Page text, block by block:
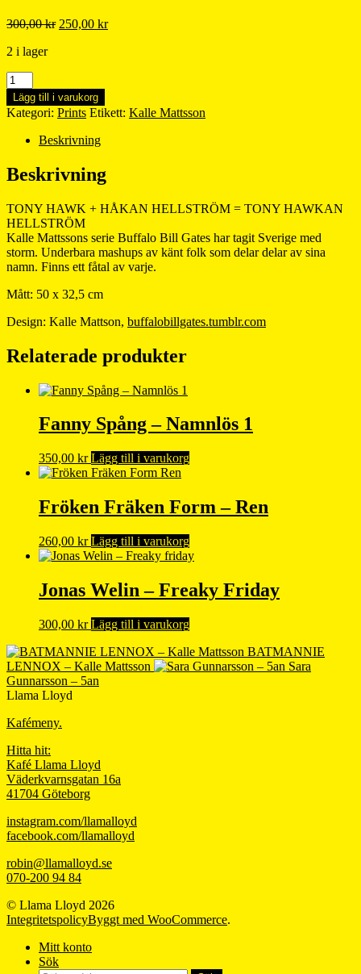
300,00kr Det
250,00 krDet
2 i lager
TONY
HAWKAN
HELLSTRÖM
–
Kalle
Mattsson
mängd
Lägg till i varukorg
Kategori: Prints Etikett: Kalle Mattsson
Beskrivning
Beskrivning
TONY HAWK + HÅKAN HELLSTRÖM = TONY HAWKAN
HELLSTRÖM
Kalle Mattssons serie Buffalo Bill Gates har tagit Sverige med
storm. Underbara mashups av känt folk som delar delar av sina
namn. Finns ett fåtal av varje.
Mått: 50 x 32,5 cm
Design: Kalle Mattson, buffalobillgates.tumblr.com
Relaterade produkter
Fanny Spång – Namnlös 1
350,00 kr Lägg till i varukorg
Fröken Fräken Form – Ren
260,00 kr Lägg till i varukorg
Jonas Welin – Freaky Friday
300,00 kr Lägg till i varukorg
BATMANNIE
LENNOX – Kalle Mattsson
Sara
Gunnarsson – 5an
Llama Lloyd
Kafémeny.
Hitta hit:
Kafé Llama Lloyd
Väderkvarnsgatan 16a
41704 Göteborg
instagram.com/llamalloyd
facebook.com/llamalloyd
robin@llamalloyd.se
070-200 94 84
© Llama Lloyd 2026
IntegritetspolicyByggt med WooCommerce.
Mitt konto
Sök